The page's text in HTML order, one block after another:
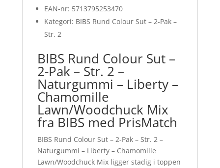
EAN-nr: 5713795253470
Kategori: BIBS Rund Colour Sut – 2-Pak –
Str. 2
BIBS Rund Colour Sut –
2-Pak – Str. 2 –
Naturgummi – Liberty –
Chamomille
Lawn/Woodchuck Mix
fra BIBS med PrisMatch
BIBS Rund Colour Sut – 2-Pak – Str. 2 –
Naturgummi – Liberty – Chamomille
Lawn/Woodchuck Mix ligger stadig i toppen